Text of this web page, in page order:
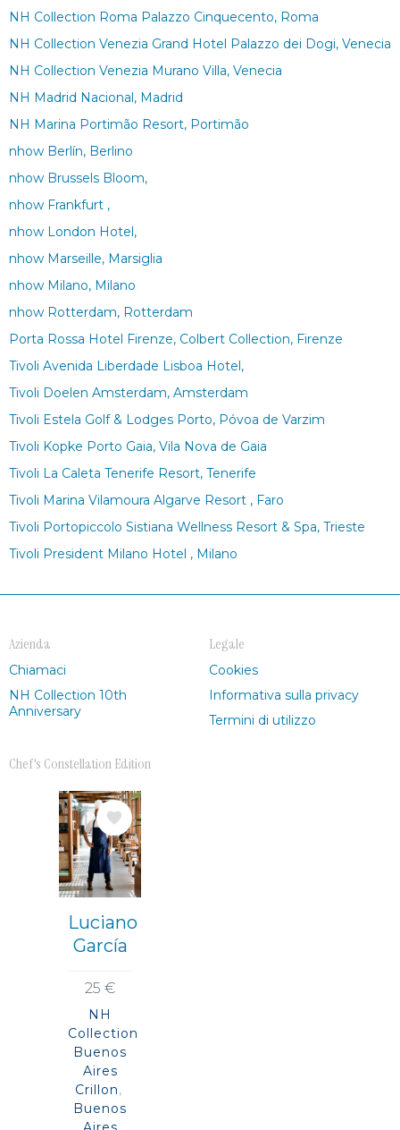
NH Collection Roma Palazzo Cinquecento, Roma
NH Collection Venezia Grand Hotel Palazzo dei Dogi, Venecia
NH Collection Venezia Murano Villa, Venecia
NH Madrid Nacional, Madrid
NH Marina Portimão Resort, Portimão
nhow Berlín, Berlino
nhow Brussels Bloom,
nhow Frankfurt ,
nhow London Hotel,
nhow Marseille, Marsiglia
nhow Milano, Milano
nhow Rotterdam, Rotterdam
Porta Rossa Hotel Firenze, Colbert Collection, Firenze
Tivoli Avenida Liberdade Lisboa Hotel,
Tivoli Doelen Amsterdam, Amsterdam
Tivoli Estela Golf & Lodges Porto, Póvoa de Varzim
Tivoli Kopke Porto Gaia, Vila Nova de Gaia
Tivoli La Caleta Tenerife Resort, Tenerife
Tivoli Marina Vilamoura Algarve Resort , Faro
Tivoli Portopiccolo Sistiana Wellness Resort & Spa, Trieste
Tivoli President Milano Hotel , Milano
Azienda
Chiamaci
NH Collection 10th
Anniversary
Chef's Constellation Edition
Immagine
Luciano
García
25 €
NH
Collection
Buenos
Aires
Crillon
Buenos
Legale
Cookies
Informativa sulla privacy
Termini di utilizzo